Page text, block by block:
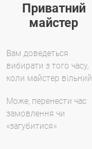
Приватний
майстер
Вам доведеться
вибирати з того часу,
коли майстер вільний
Може, перенести час
замовлення чи
«загубитися»